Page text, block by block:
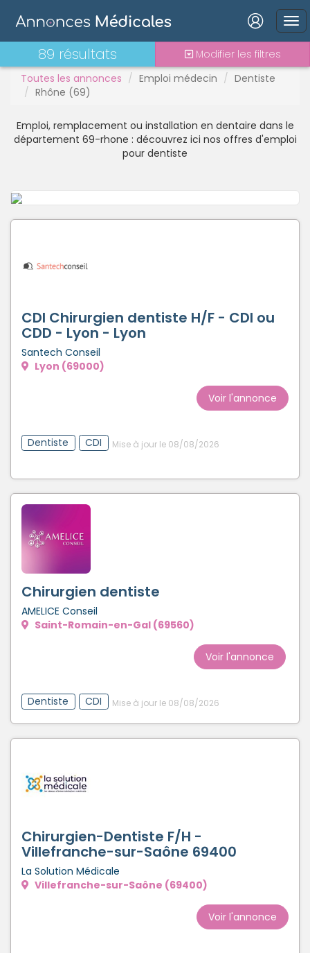
Connexion
Mot de passe oublié ?
Créer un compte
Toutes les annonces Emploi médecin
Dentiste
Rhône (69)
89 résultats Modifier les filtres
Mutation
PAC
PH
Praticien contractuel
Stages - alternance
Vacations
Emploi, remplacement ou installation en dentaire dans le
département 69-rhone : découvrez ici nos offres d'emploi
pour dentiste
CDI Chirurgien dentiste H/F - CDI ou
CDD - Lyon - Lyon
Santech Conseil
Lyon (69000)
Voir l'annonce
Dentiste CDI Mise à jour le 08/08/2026
Chirurgien dentiste
AMELICE Conseil
Saint-Romain-en-Gal (69560)
Voir l'annonce
Dentiste CDI Mise à jour le 08/08/2026
Chirurgien-Dentiste F/H -
Villefranche-sur-Saône 69400
La Solution Médicale
Villefranche-sur-Saône (69400)
Voir l'annonce